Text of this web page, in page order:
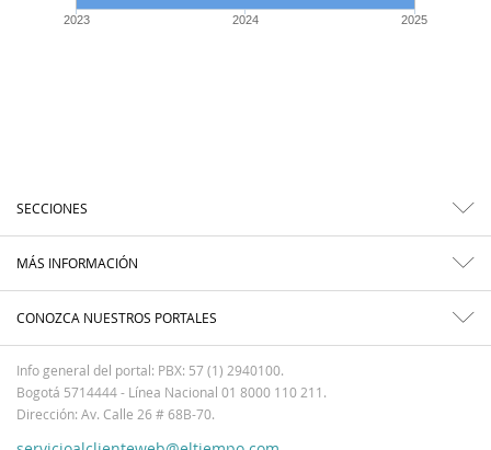
2023 2024 2025
SECCIONES
MÁS INFORMACIÓN
CONOZCA NUESTROS PORTALES
Info general del portal: PBX: 57 (1) 2940100.
Bogotá 5714444 - Línea Nacional 01 8000 110 211.
Dirección: Av. Calle 26 # 68B-70.